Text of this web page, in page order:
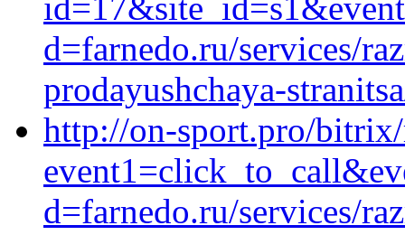
d=farnedo.ru/services/
prodayushchaya-
http://on-sport.pro/
d=farnedo.ru/services/